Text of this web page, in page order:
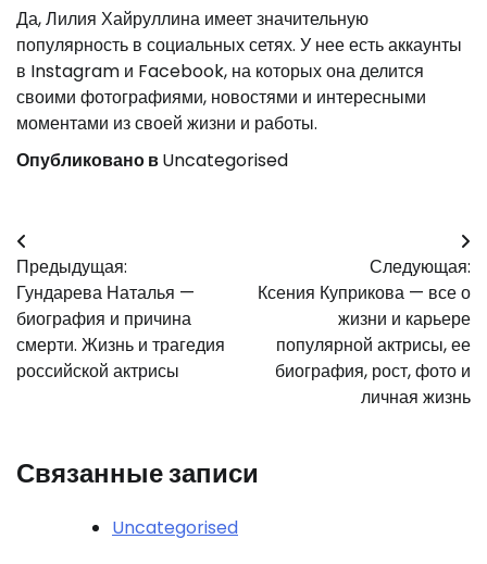
Да, Лилия Хайруллина имеет значительную
популярность в социальных сетях. У нее есть аккаунты
в Instagram и Facebook, на которых она делится
своими фотографиями, новостями и интересными
моментами из своей жизни и работы.
Опубликовано вUncategorised
Навигация
по
записям
Предыдущая:
Гундарева Наталья —
биография и причина
смерти. Жизнь и трагедия
российской актрисы
Следующая:
Ксения Куприкова — все о
жизни и карьере
популярной актрисы, ее
биография, рост, фото и
личная жизнь
Связанные записи
Uncategorised